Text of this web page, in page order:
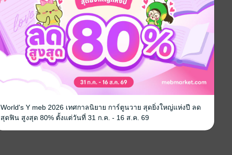
World's Y meb 2026 เทศกาลนิยาย การ์ตูนวาย สุดยิ่งใหญ่แห่งปี ลด
สุดฟิน สูงสุด 80% ตั้งแต่วันที่ 31 ก.ค. - 16 ส.ค. 69